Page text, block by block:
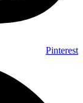
Pinterest